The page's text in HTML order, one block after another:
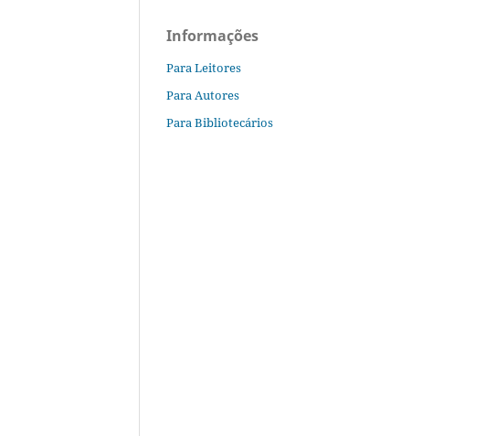
Informações
Para Leitores
Para Autores
Para Bibliotecários